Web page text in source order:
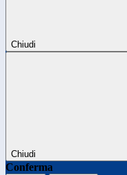
Chiudi
Chiudi
Conferma